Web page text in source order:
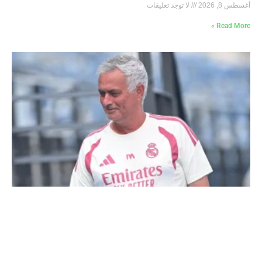
أغسطس 8, 2026 لا توجد تعليقات
Read More »